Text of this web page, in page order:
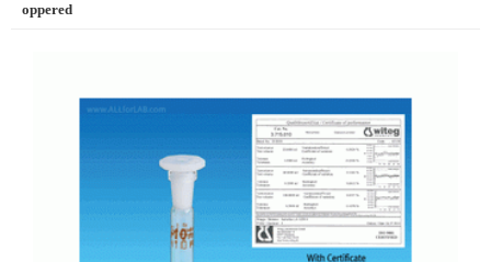
oppered